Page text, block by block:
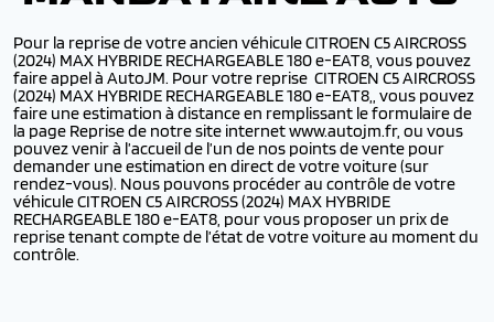
Pour la reprise de votre ancien véhicule CITROEN C5 AIRCROSS
(2024) MAX HYBRIDE RECHARGEABLE 180 e-EAT8, vous pouvez
faire appel à AutoJM. Pour votre reprise CITROEN C5 AIRCROSS
(2024) MAX HYBRIDE RECHARGEABLE 180 e-EAT8,, vous pouvez
faire une estimation à distance en remplissant le formulaire de
la page Reprise de notre site internet www.autojm.fr, ou vous
pouvez venir à l’accueil de l’un de nos points de vente pour
demander une estimation en direct de votre voiture (sur
rendez-vous). Nous pouvons procéder au contrôle de votre
véhicule CITROEN C5 AIRCROSS (2024) MAX HYBRIDE
RECHARGEABLE 180 e-EAT8, pour vous proposer un prix de
reprise tenant compte de l’état de votre voiture au moment du
contrôle.